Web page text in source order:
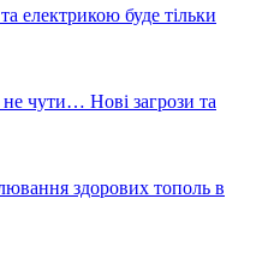
електрикою буде тільки
не чути… Нові загрози та
здорових тополь в